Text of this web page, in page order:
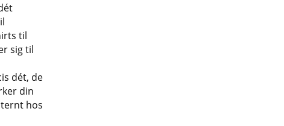
til
sig til
dét, de
din
hos